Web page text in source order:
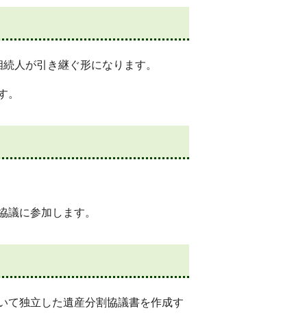
人が引き継ぐ形になります。
。
に参加します。
て独立した遺産分割協議書を作成す